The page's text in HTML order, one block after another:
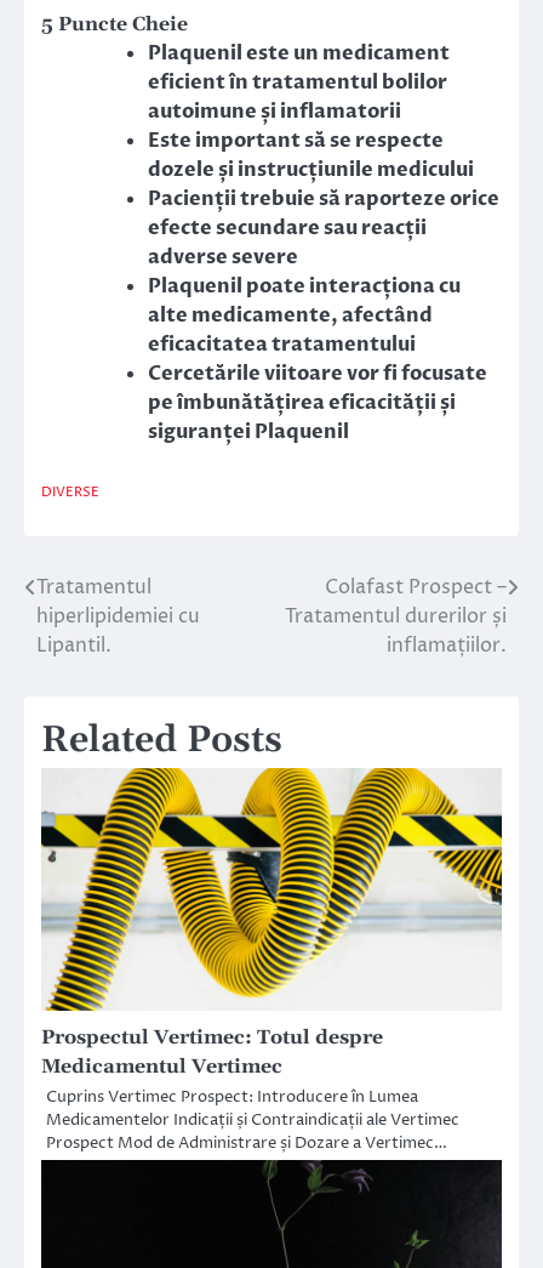
5 Puncte Cheie
Plaquenil este un medicament
eficient în tratamentul bolilor
autoimune și inflamatorii
Este important să se respecte
dozele și instrucțiunile medicului
Pacienții trebuie să raporteze orice
efecte secundare sau reacții
adverse severe
Plaquenil poate interacționa cu
alte medicamente, afectând
eficacitatea tratamentului
Cercetările viitoare vor fi focusate
pe îmbunătățirea eficacității și
siguranței Plaquenil
DIVERSE
Navigare
în
Tratamentul
hiperlipidemiei cu
Lipantil.
Colafast Prospect –
Tratamentul durerilor și
inflamațiilor.
Related Posts
Prospectul Vertimec: Totul despre
Medicamentul Vertimec
Cuprins Vertimec Prospect: Introducere în Lumea
Medicamentelor Indicații și Contraindicații ale Vertimec
Prospect Mod de Administrare și Dozare a Vertimec…